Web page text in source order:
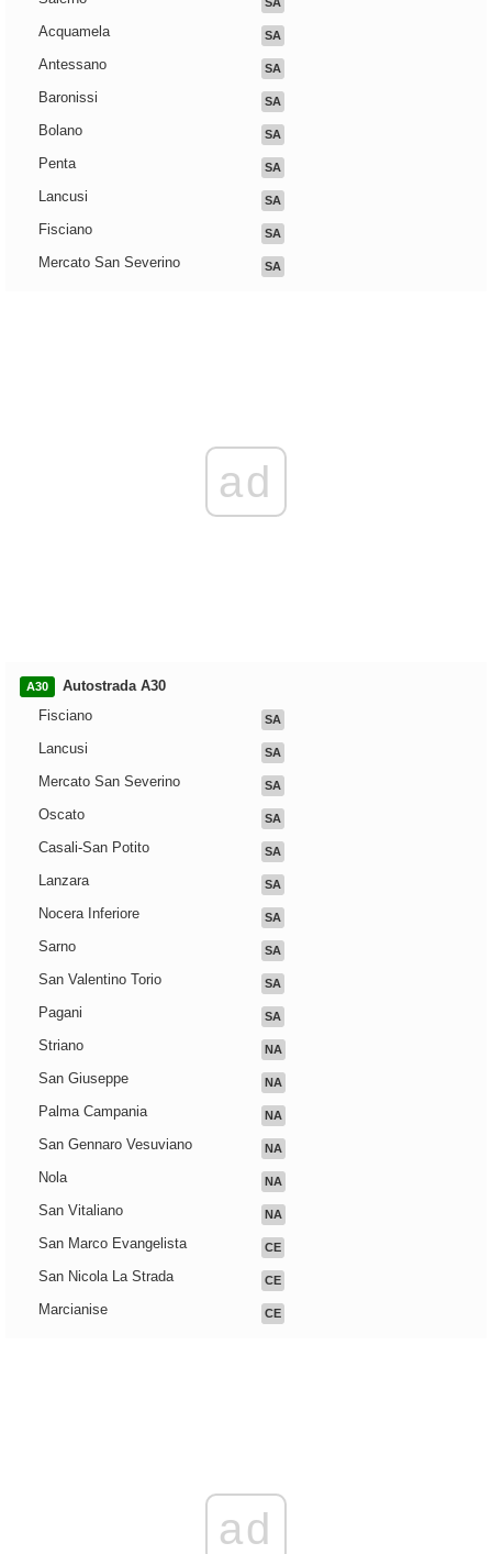
Acquamela SA
Antessano SA
Baronissi SA
Bolano SA
Penta SA
Lancusi SA
Fisciano SA
Mercato San Severino SA
ad
A30
Autostrada A30
Fisciano
SA
Lancusi SA
Mercato San Severino SA
Oscato SA
Casali-San Potito SA
Lanzara SA
Nocera Inferiore SA
Sarno SA
San Valentino Torio SA
Pagani SA
Striano NA
San Giuseppe NA
Palma Campania NA
San Gennaro Vesuviano NA
Nola NA
San Vitaliano NA
San Marco Evangelista CE
San Nicola La Strada CE
Marcianise CE
ad